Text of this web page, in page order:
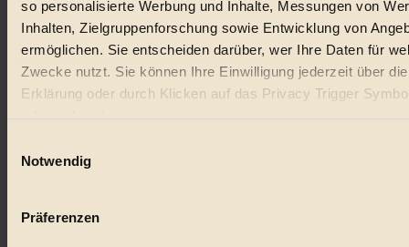
so personalisierte Werbung und Inhalte, Messungen von
Inhalten, Zielgruppenforschung sowie Entwicklung von
ermöglichen. Sie entscheiden darüber, wer Ihre Daten für
Zwecke nutzt. Sie können Ihre Einwilligung jederzeit über
Erklärung oder durch Klicken auf das Privacy Trigger
oder widerrufen
Wenn Sie es erlauben, würden wir auch gerne:
Ihr Gerät durch aktives Scannen nach bestimmten
Notwendig
Präferenzen
Folge uns auf Instagram
Themen
Bio
Vegan